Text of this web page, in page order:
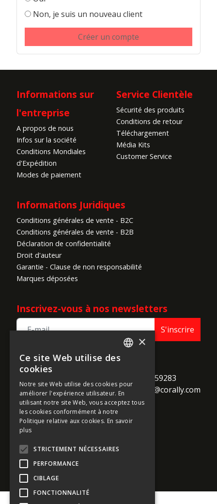
Non, je suis un nouveau client
Créer un compte
Informations sur
l'entreprise
A propos de nous
Infos sur la société
Conditions Mondiales
d'Expédition
Modes de paiement
Service Clientèle
Sécurité des produits
Conditions de retour
Téléchargement
Média Kits
Customer Service
Informations Juridiques
Conditions générales de vente - B2C
Conditions générales de vente - B2B
Déclaration de confidentialité
Droit d'auteur
Garantie - Clause de non responsabilité
Marques déposées
Inscrivez-vous à nos newsletters
S'inscrire
TEAM CORALLY
B-2250 Olen
Belgium
call +32 14 259283
alternate_email support@corally.com
×
Ce site Web utilise des
cookies
Notre site Web utilise des cookies pour
améliorer l'expérience utilisateur. En
utilisant notre site Web, vous acceptez tous
les cookies conformément à notre
Politique relative aux cookies. En savoir
plus
STRICTEMENT NÉCESSAIRES
PERFORMANCE
CIBLAGE
FONCTIONNALITÉ